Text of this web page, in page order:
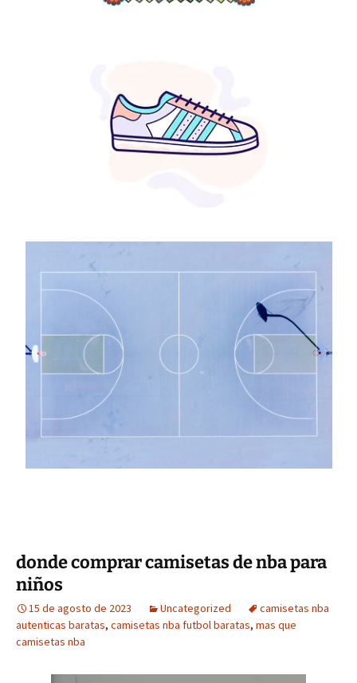
donde comprar camisetas de nba para
niños
15 de agosto de 2023 Uncategorized
camisetas nba
autenticas baratas, camisetas nba futbol baratas, mas que
camisetas nba